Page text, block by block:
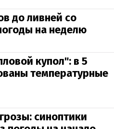
до ливней со
на неделю
купол": в 5
температурные
синоптики